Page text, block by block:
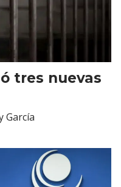
tres nuevas
García